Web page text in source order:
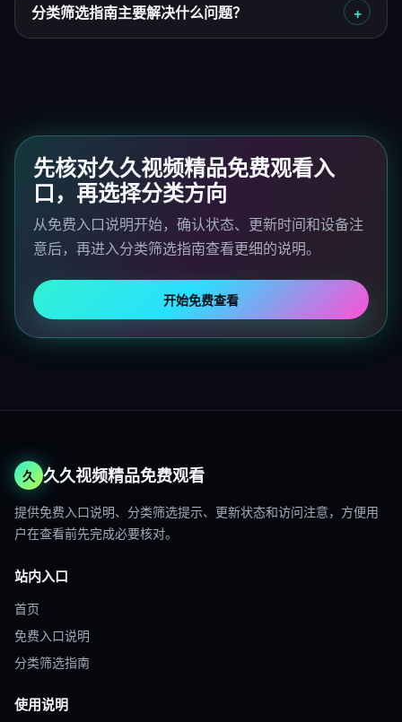
分类筛选指南主要解决什么问题？
先核对久久视频精品免费观看入
口，再选择分类方向
从免费入口说明开始，确认状态、更新时间和设备注
意后，再进入分类筛选指南查看更细的说明。
开始免费查看
久 久久视频精品免费观看
提供免费入口说明、分类筛选提示、更新状态和访问注意，方便用
户在查看前先完成必要核对。
站内入口
首页
免费入口说明
分类筛选指南
使用说明